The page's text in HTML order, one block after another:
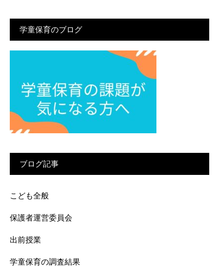
学童保育のブログ
ブログ記事
こども全般
保護者運営委員会
出前授業
学童保育の調査結果